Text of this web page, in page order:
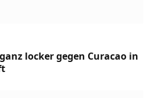
locker gegen Curacao in